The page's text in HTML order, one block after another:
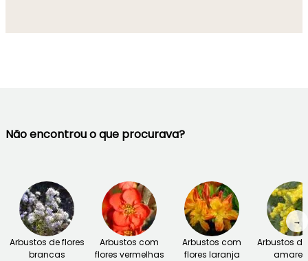
Não encontrou o que procurava?
Arbustos de flores
brancas
Arbustos com
flores vermelhas
Arbustos com
flores laranja
Arbustos
→